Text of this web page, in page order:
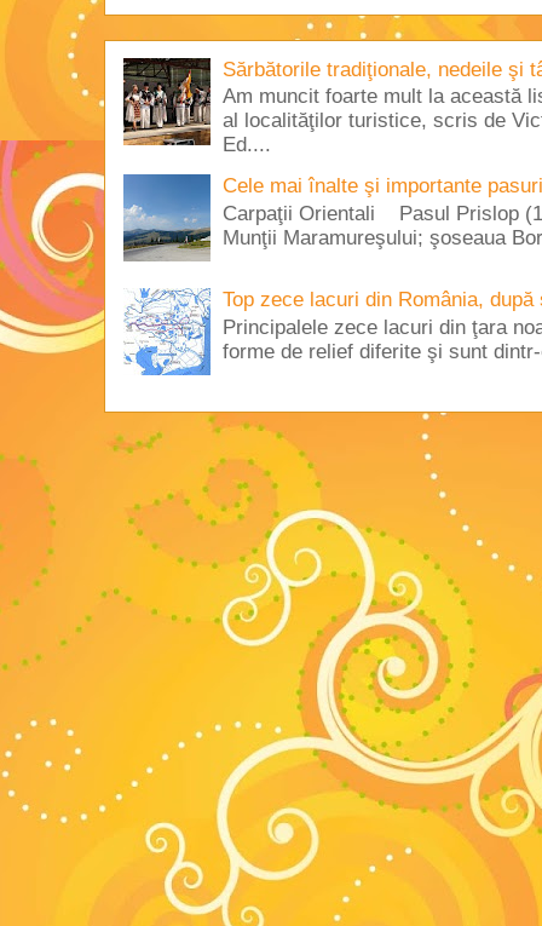
Sărbătorile tradiţionale, nedeile şi
Am muncit foarte mult la această
al localităţilor turistice, scris de
Ed....
Cele mai înalte şi importante
Carpaţii Orientali Pasul Prislop
Munţii Maramureşului; şoseaua
Top zece lacuri din România, după
Principalele zece lacuri din ţara
forme de relief diferite şi sunt